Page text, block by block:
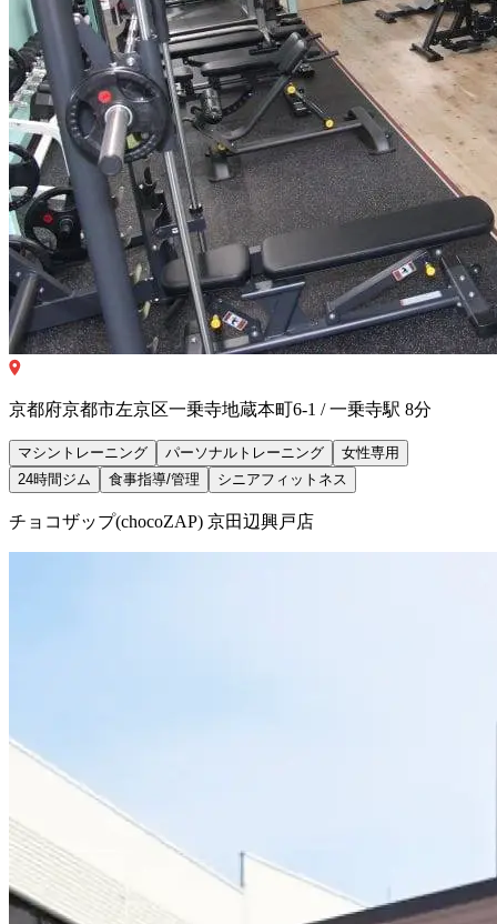
京都府京都市左京区一乗寺地蔵本町6-1 / 一乗寺駅 8分
マシントレーニング パーソナルトレーニング
女性専用
24時間ジム
食事指導/管理 シニアフィットネス
チョコザップ(chocoZAP) 京田辺興戸店